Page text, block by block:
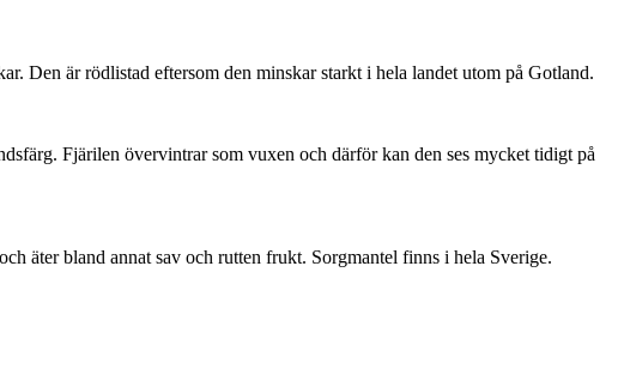
Den är rödlistad eftersom den minskar starkt i hela landet utom på Gotland.
Fjärilen övervintrar som vuxen och därför kan den ses mycket tidigt på
äter bland annat sav och rutten frukt. Sorgmantel finns i hela Sverige.